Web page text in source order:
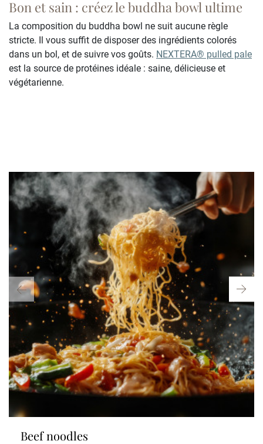
Bon et sain : créez le buddha bowl ultime
La composition du buddha bowl ne suit aucune règle
stricte. Il vous suffit de disposer des ingrédients colorés
dans un bol, et de suivre vos goûts. NEXTERA® pulled pale
est la source de protéines idéale : saine, délicieuse et
végétarienne.
beef noodles